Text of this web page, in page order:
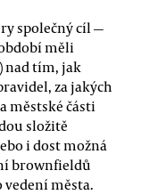
společný cíl —
měli
nad tím, jak
za jakých
městské části
složitě
i dost možná
brownfieldů
města.